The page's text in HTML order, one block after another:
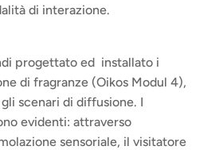
di interazione.
progettato ed  installato i
di fragranze (Oikos Modul 4),
scenari di diffusione. I
evidenti: attraverso
sensoriale, il visitatore